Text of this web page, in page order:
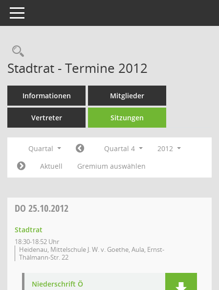
Toggle navigation
Rechercheauswahl
Stadtrat - Termine 2012
Informationen Mitglieder
Vertreter Sitzungen
Quartal Quartal 4
2012
Aktuell
Gremium auswählen
DO 25.10.2012
Stadtrat
18:30-18:52 Uhr
Heidenau, Mittelschule J. W. v. Goethe, Aula, Ernst-
Thälmann-Str. 22
Niederschrift Ö